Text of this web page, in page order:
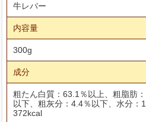
牛レバー
内容量
300g
成分
粗たん白質：63.1％以上、粗脂肪
以下、粗灰分：4.4％以下、水分：
372kcal